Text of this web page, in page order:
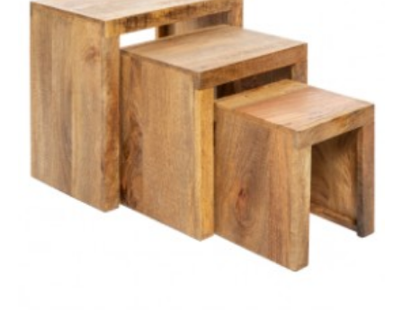
STOLIK KAWOWY ALISMA
X 50X42 CM SZKLANY
612,72 zł
STÓŁ CORBY 105 CM
BIAŁY MARMUR
2 002,67 zł2 472,43 zł